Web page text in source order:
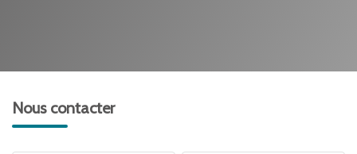
Nous contacter